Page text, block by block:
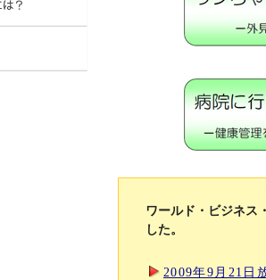
ワールド・ビジネス
した。
2009年9月21日